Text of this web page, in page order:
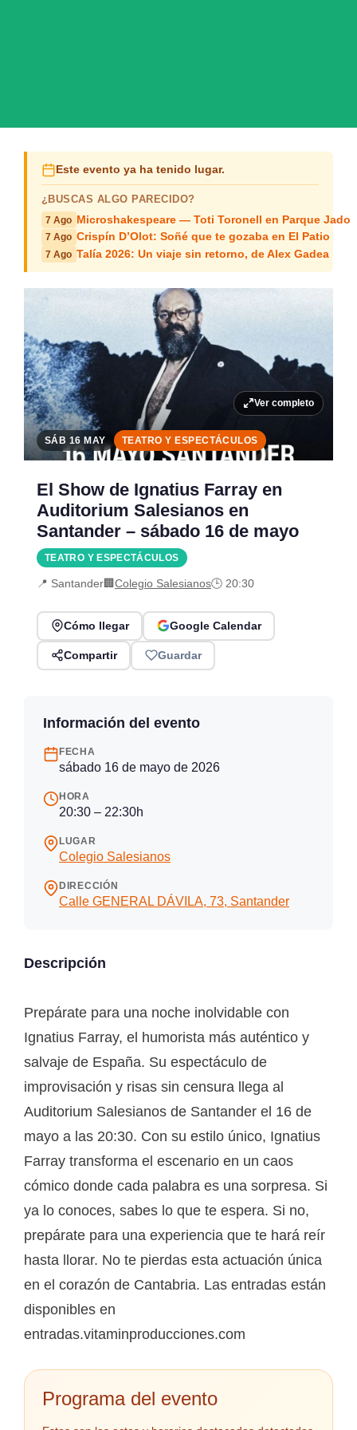
Este evento ya ha tenido lugar.
¿BUSCAS ALGO PARECIDO?
7 Ago Microshakespeare — Toti Toronell en Parque Jado
7 Ago Crispín D’Olot: Soñé que te gozaba en El Patio
7 Ago Talía 2026: Un viaje sin retorno, de Alex Gadea
Ver completo
SÁB 16 MAY TEATRO Y ESPECTÁCULOS
El Show de Ignatius Farray en
Auditorium Salesianos en
Santander – sábado 16 de mayo
TEATRO Y ESPECTÁCULOS
📍 Santander🏢Colegio Salesianos🕒 20:30
Cómo llegar Google Calendar
Compartir Guardar
Información del evento
FECHA
sábado 16 de mayo de 2026
HORA
20:30 – 22:30h
LUGAR
Colegio Salesianos
DIRECCIÓN
Calle GENERAL DÁVILA, 73, Santander
Descripción
Prepárate para una noche inolvidable con
Ignatius Farray, el humorista más auténtico y
salvaje de España. Su espectáculo de
improvisación y risas sin censura llega al
Auditorium Salesianos de Santander el 16 de
mayo a las 20:30. Con su estilo único, Ignatius
Farray transforma el escenario en un caos
cómico donde cada palabra es una sorpresa. Si
ya lo conoces, sabes lo que te espera. Si no,
prepárate para una experiencia que te hará reír
hasta llorar. No te pierdas esta actuación única
en el corazón de Cantabria. Las entradas están
disponibles en
entradas.vitaminproducciones.com
Programa del evento